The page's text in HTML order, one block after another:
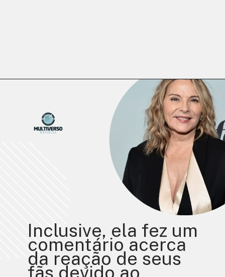
Inclusive, ela fez um
comentário acerca
da reação de seus
fãs devido ao